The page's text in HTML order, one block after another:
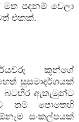
පදනම් වෙලා
එකක්.
කූන්ගේ
සුසමාදර්ශයක්
බටහිර ඇතැමුන්ට
තම පොතෙහි
සංකල්පයක්